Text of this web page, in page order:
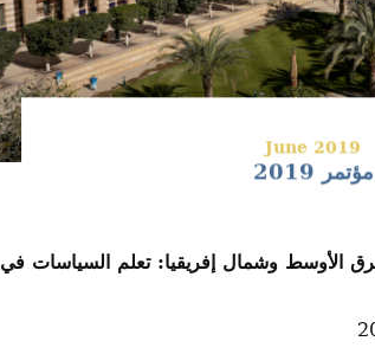
June 2019
مؤتمر 2019
الأوسط وشمال إفريقيا: تعلم السياسات في